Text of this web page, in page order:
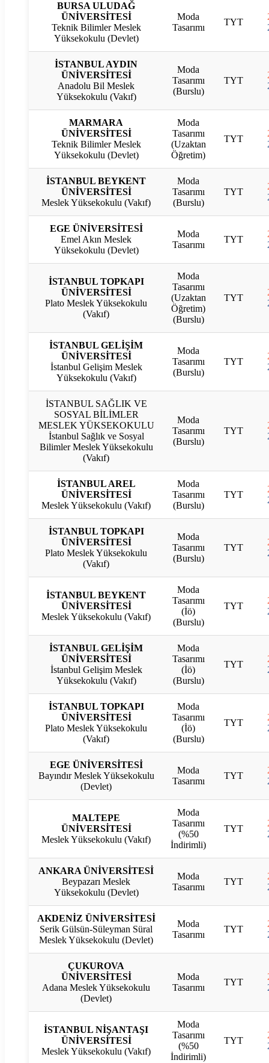
BURSA ULUDAĞ
ÜNİVERSİTESİ
Teknik Bilimler Meslek
Yüksekokulu (Devlet)
Moda
Tasarımı
TYT
İSTANBUL AYDIN
ÜNİVERSİTESİ
Anadolu Bil Meslek
Yüksekokulu (Vakıf)
Moda
Tasarımı
(Burslu)
TYT
MARMARA
ÜNİVERSİTESİ
Teknik Bilimler Meslek
Yüksekokulu (Devlet)
Moda
Tasarımı
(Uzaktan
Öğretim)
TYT
İSTANBUL BEYKENT
ÜNİVERSİTESİ
Meslek Yüksekokulu (Vakıf)
Moda
Tasarımı
(Burslu)
TYT
EGE ÜNİVERSİTESİ
Emel Akın Meslek
Yüksekokulu (Devlet)
Moda
Tasarımı
TYT
İSTANBUL TOPKAPI
ÜNİVERSİTESİ
Plato Meslek Yüksekokulu
(Vakıf)
Moda
Tasarımı
(Uzaktan
Öğretim)
(Burslu)
TYT
İSTANBUL GELİŞİM
ÜNİVERSİTESİ
İstanbul Gelişim Meslek
Yüksekokulu (Vakıf)
Moda
Tasarımı
(Burslu)
TYT
İSTANBUL SAĞLIK VE
SOSYAL BİLİMLER
MESLEK YÜKSEKOKULU
İstanbul Sağlık ve Sosyal
Bilimler Meslek Yüksekokulu
(Vakıf)
Moda
Tasarımı
(Burslu)
TYT
İSTANBUL AREL
ÜNİVERSİTESİ
Meslek Yüksekokulu (Vakıf)
Moda
Tasarımı
(Burslu)
TYT
İSTANBUL TOPKAPI
ÜNİVERSİTESİ
Plato Meslek Yüksekokulu
(Vakıf)
Moda
Tasarımı
(Burslu)
TYT
İSTANBUL BEYKENT
ÜNİVERSİTESİ
Meslek Yüksekokulu (Vakıf)
Moda
Tasarımı
(İö)
(Burslu)
TYT
İSTANBUL GELİŞİM
ÜNİVERSİTESİ
İstanbul Gelişim Meslek
Yüksekokulu (Vakıf)
Moda
Tasarımı
(İö)
(Burslu)
TYT
İSTANBUL TOPKAPI
ÜNİVERSİTESİ
Plato Meslek Yüksekokulu
(Vakıf)
Moda
Tasarımı
(İö)
(Burslu)
TYT
EGE ÜNİVERSİTESİ
Bayındır Meslek Yüksekokulu
(Devlet)
Moda
Tasarımı
TYT
MALTEPE
ÜNİVERSİTESİ
Meslek Yüksekokulu (Vakıf)
Moda
Tasarımı
(%50
İndirimli)
TYT
ANKARA ÜNİVERSİTESİ
Beypazarı Meslek
Yüksekokulu (Devlet)
Moda
Tasarımı
TYT
AKDENİZ ÜNİVERSİTESİ
Serik Gülsün-Süleyman Süral
Meslek Yüksekokulu (Devlet)
Moda
Tasarımı
TYT
ÇUKUROVA
ÜNİVERSİTESİ
Adana Meslek Yüksekokulu
(Devlet)
Moda
Tasarımı
TYT
İSTANBUL NİŞANTAŞI
ÜNİVERSİTESİ
Meslek Yüksekokulu (Vakıf)
Moda
Tasarımı
(%50
İndirimli)
TYT